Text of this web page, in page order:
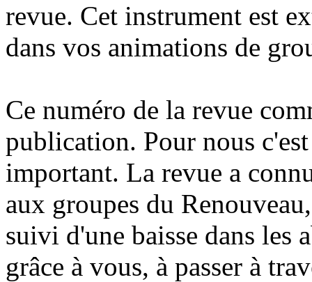
revue. Cet instrument est
dans vos animations de
Ce numéro de la revue
publication. Pour nous
important. La revue a
aux groupes du
suivi d'une baisse dans les
grâce à vous, à passer à